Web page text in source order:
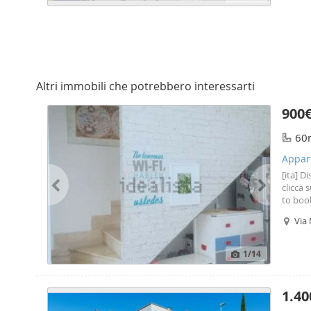
Altri immobili che potrebbero interessarti
1/14
[ita]
clicca
to
the
Via